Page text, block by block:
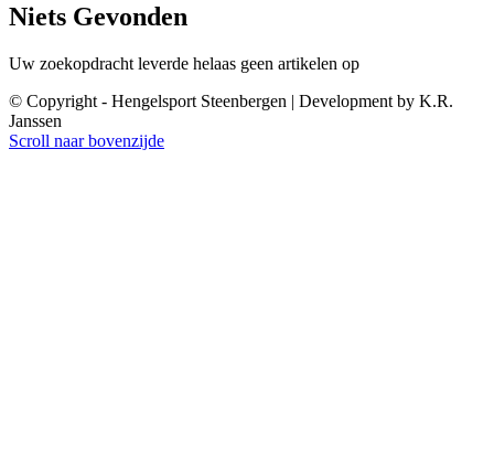
Niets Gevonden
Uw zoekopdracht leverde helaas geen artikelen op
© Copyright - Hengelsport Steenbergen | Development by K.R.
Janssen
Scroll naar bovenzijde